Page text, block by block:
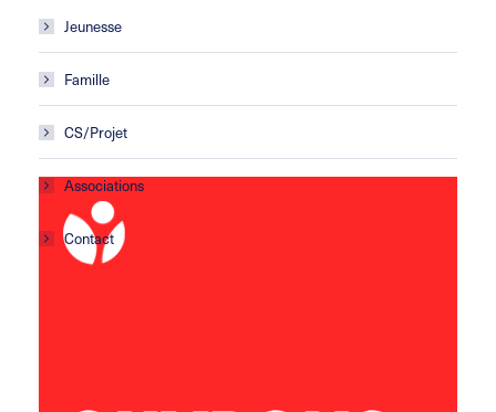
Jeunesse
Famille
CS/Projet
Associations
Contact